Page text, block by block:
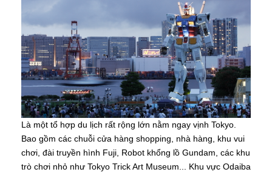
Là một tổ hợp du lịch rất rộng lớn nằm ngay vịnh Tokyo.
Bao gồm các chuỗi cửa hàng shopping, nhà hàng, khu vui
chơi, đài truyền hình Fuji, Robot khổng lồ Gundam, các khu
trò chơi nhỏ như Tokyo Trick Art Museum... Khu vực Odaiba